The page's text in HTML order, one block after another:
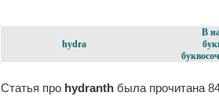
hydra
В
Статья про hydranth была прочитана